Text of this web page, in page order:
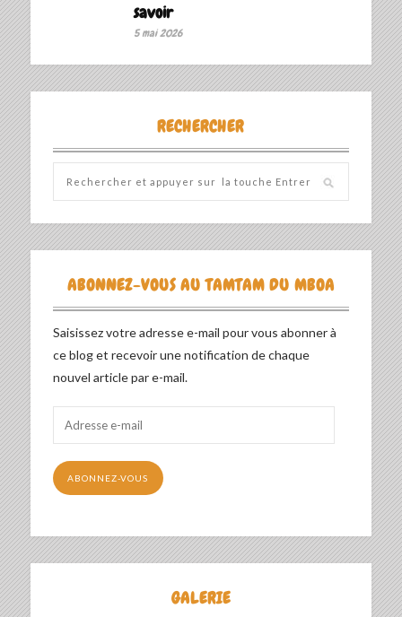
savoir ‎
5 mai 2026
RECHERCHER
ABONNEZ-VOUS AU TAMTAM DU MBOA
Saisissez votre adresse e-mail pour vous abonner à
ce blog et recevoir une notification de chaque
nouvel article par e-mail.
mail
ABONNEZ-VOUS
GALERIE